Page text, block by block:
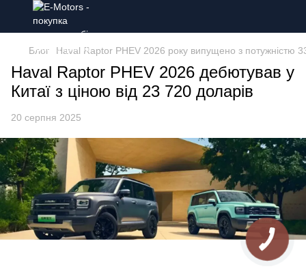
Блог Haval Raptor PHEV 2026 року випущено з потужністю
Haval Raptor PHEV 2026 дебютував у
Китаї з ціною від 23 720 доларів
20 серпня 2025